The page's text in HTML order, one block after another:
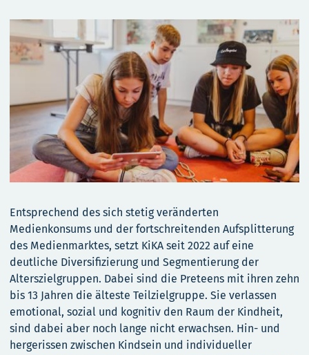
Entsprechend des sich stetig veränderten
Medienkonsums und der fortschreitenden Aufsplitterung
des Medienmarktes, setzt KiKA seit 2022 auf eine
deutliche Diversifizierung und Segmentierung der
Alterszielgruppen. Dabei sind die Preteens mit ihren zehn
bis 13 Jahren die älteste Teilzielgruppe. Sie verlassen
emotional, sozial und kognitiv den Raum der Kindheit,
sind dabei aber noch lange nicht erwachsen. Hin- und
hergerissen zwischen Kindsein und individueller